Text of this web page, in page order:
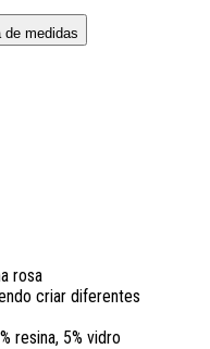
de medidas
rosa
criar diferentes
resina, 5% vidro